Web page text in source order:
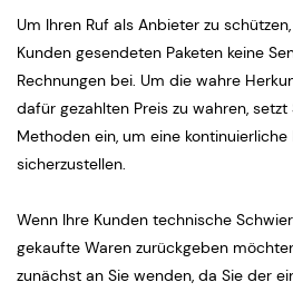
Um Ihren Ruf als Anbieter zu
Kunden gesendeten Paketen keine
Rechnungen bei. Um die wahre
dafür gezahlten Preis zu wahren,
Methoden ein, um eine
sicherzustellen.
Wenn Ihre Kunden technische
gekaufte Waren zurückgeben
zunächst an Sie wenden, da Sie der